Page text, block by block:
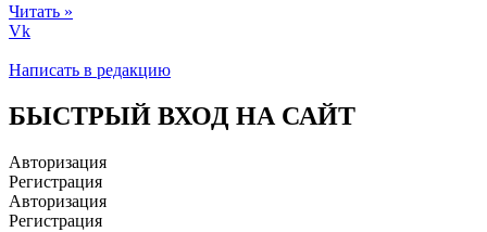
Читать »
Vk
Написать в редакцию
БЫСТРЫЙ ВХОД НА САЙТ
Авторизация
Регистрация
Авторизация
Регистрация